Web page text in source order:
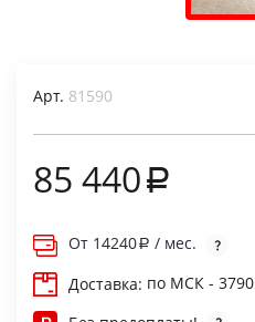
Арт. 81590
85 440
От 14240
/ мес.
Доставка: по МСК - 3790